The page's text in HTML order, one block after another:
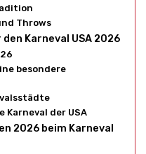
Throws
Karneval USA 2026
besondere
Karneval der USA
2026 beim Karneval